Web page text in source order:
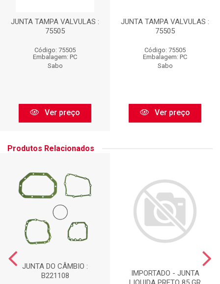
JUNTA TAMPA VALVULAS :
75505
Código: 75505
Embalagem: PC
Sabo
Ver preço
JUNTA TAMPA VALVULAS :
75505
Código: 75505
Embalagem: PC
Sabo
Ver preço
Produtos Relacionados
JUNTA DO CÂMBIO :
B221108
IMPORTADO - JUNTA